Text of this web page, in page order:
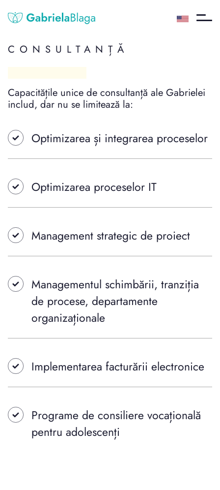
CONSULTANȚĂ
Capacitățile unice de consultanță ale Gabrielei
includ, dar nu se limitează la:
Optimizarea și integrarea proceselor
Optimizarea proceselor IT
Management strategic de proiect
Managementul schimbării, tranziția
de procese, departamente
organizaționale
Implementarea facturării electronice
Programe de consiliere vocațională
pentru adolescenți